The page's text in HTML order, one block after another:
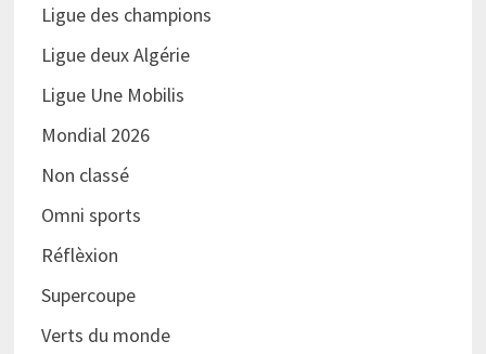
Ligue des champions
Ligue deux Algérie
Ligue Une Mobilis
Mondial 2026
Non classé
Omni sports
Réflèxion
Supercoupe
Verts du monde